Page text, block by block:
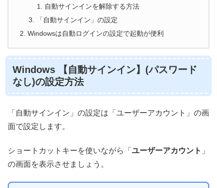
自動サインインを解除する方法
「自動サインイン」の設定
Windowsは自動ログインの設定で起動が便利
Windows 【自動サインイン】(パスワード
なし)の設定方法
「自動サインイン」の設定は「ユーザーアカウント」の画
面で設定します。
ショートカットキーを使いながら「 ユーザーアカウント 」
の画面を表示させましょう。